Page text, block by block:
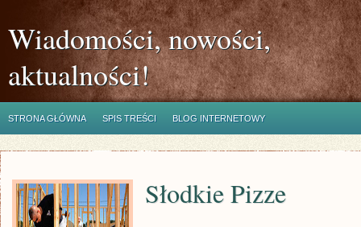
Wiadomości, nowości,
aktualności!
STRONA GŁÓWNA SPIS TREŚCI BLOG INTERNETOWY
Słodkie Pizze